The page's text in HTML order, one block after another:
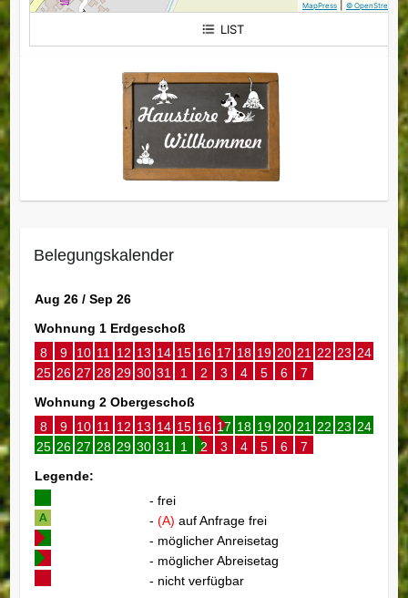
MapPress| ©
LIST
Belegungskalender
Aug 26 / Sep 26
Wohnung 1 Erdgeschoß
8
9 10 11 12 13 14 15 16 17 18 19 20 21 22 23 24
25 26 27 28 29 30 31 1 2 3 4 5 6
7
Wohnung 2 Obergeschoß
8
9 10 11 12 13 14 15 16 17 18 19 20 21 22 23 24
25 26 27 28 29 30 31 1 2 3 4 5 6
7
Legende:
- frei
-(A) auf Anfrage frei
- möglicher Anreisetag
- möglicher Abreisetag
- nicht verfügbar